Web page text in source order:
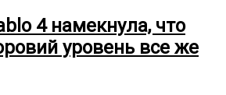
4 намекнула, что
уровень все же